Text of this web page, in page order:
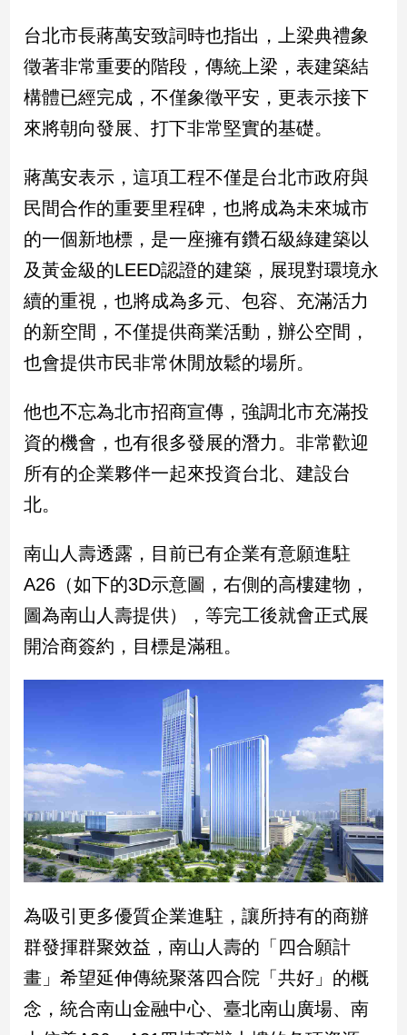
感
術
／
文
／
電
影
推
科
技/
遊
戲
運
寵
物
Pet
影
音
專
區
合
作
投
稿
專
區
【我
觀
點】
台北市長蔣萬安致詞時也指出，上梁典禮象
徵著非常重要的階段，傳統上梁，表建築結
構體已經完成，不僅象徵平安，更表示接下
來將朝向發展、打下非常堅實的基礎。
蔣萬安表示，這項工程不僅是台北市政府與
民間合作的重要里程碑，也將成為未來城市
的一個新地標，是一座擁有鑽石級綠建築以
及黃金級的LEED認證的建築，展現對環境永
續的重視，也將成為多元、包容、充滿活力
的新空間，不僅提供商業活動，辦公空間，
也會提供市民非常休閒放鬆的場所。
他也不忘為北市招商宣傳，強調北市充滿投
資的機會，也有很多發展的潛力。非常歡迎
所有的企業夥伴一起來投資台北、建設台
北。
南山人壽透露，目前已有企業有意願進駐
A26（如下的3D示意圖，右側的高樓建物，
圖為南山人壽提供），等完工後就會正式展
開洽商簽約，目標是滿租。
為吸引更多優質企業進駐，讓所持有的商辦
群發揮群聚效益，南山人壽的「四合願計
畫」希望延伸傳統聚落四合院「共好」的概
念，統合南山金融中心、臺北南山廣場、南